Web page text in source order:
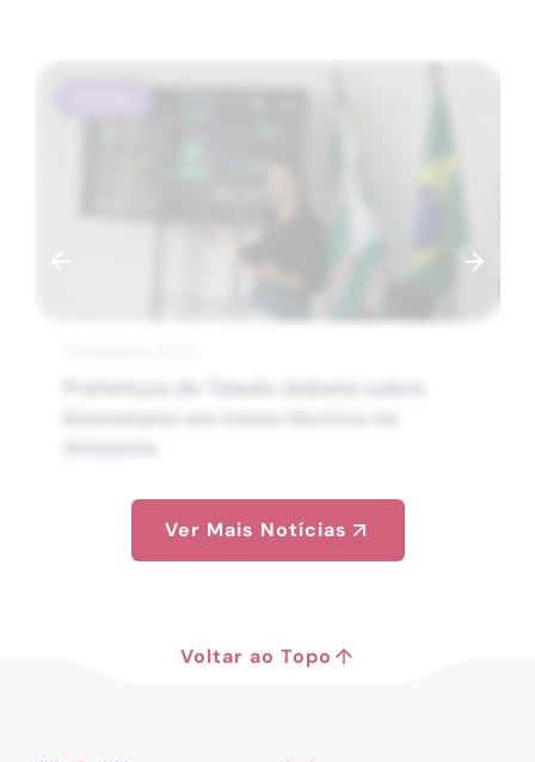
Ver Mais Notícias
Prefeitura de Toledo debate sobre
biometano em mesa técnica na
Unioeste
Voltar ao Topo